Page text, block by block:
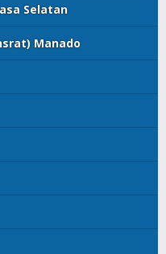
Selatan
Manado